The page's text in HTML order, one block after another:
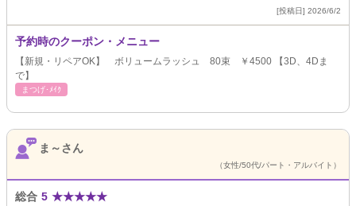
[投稿日] 2026/6/2
予約時のクーポン・メニュー
【新規・リペアOK】 ボリュームラッシュ 80束 ￥4500 【3D、4Dま
で】
まつげ･ﾒｲｸ
ま～さん
（女性/50代/パート・アルバイト）
総合 5 ★★★★★